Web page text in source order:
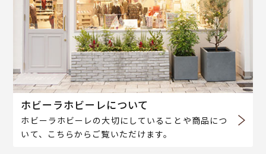
ホビーラホビーレについて
ホビーラホビーレの大切にしていることや商品につ
いて、こちらからご覧いただけます。